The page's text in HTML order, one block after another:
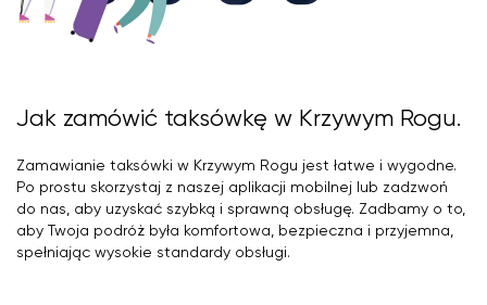
Jak zamówić taksówkę w Krzywym Rogu.
Zamawianie taksówki w Krzywym Rogu jest łatwe i wygodne.
Po prostu skorzystaj z naszej aplikacji mobilnej lub zadzwoń
do nas, aby uzyskać szybką i sprawną obsługę. Zadbamy o to,
aby Twoja podróż była komfortowa, bezpieczna i przyjemna,
spełniając wysokie standardy obsługi.